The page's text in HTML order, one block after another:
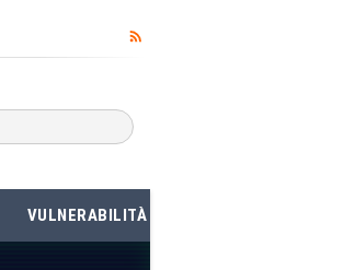
VULNERABILITÀ